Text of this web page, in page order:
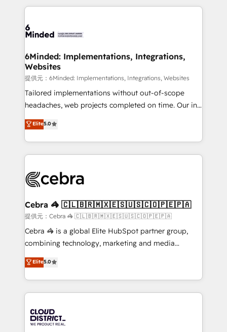
Our Expertise 🔹 Onboarding & Implementation:
tailored to your GTM motion. 🔹 Migrations:
from other CRMs to HubSpot without data loss or
downtime. 🔹 RevOps Strategy: Align teams,
processes, and data to drive revenue efficiency. 🔹
Integrations: Connect HubSpot with your tech stack
for better adoption. 🔹 Custom Solutions: Build
SOC 2 Type II and ISO 27001 certified, reinforcing
our commitment to data security and compliance. At
6Minded: Implementations, Integrations,
Websites
提供元：6Minded: Implementations, Integrations, Websites
Tailored implementations without out-of-scope
headaches, web projects completed on time. Our in-
house team of certified CRM architects, experts,
developers, designers, and marketers handles all
aspects of your HubSpot. ✨ 400+ global clients ✨
100+ seamless migrations from 15+ different CRMs
implementations, and 5,000+ pages ✨ CS: Clients
CS: 245% organic growth & +751% new visitors for a
full-funnel HubSpot project ✨ CS: 415% conversion
boost with a new HubSpot site Recognized leaders:
🏆 HubSpot Platform Migration Impact Award 🏆
Inbound Campaign of the Year 🏆 Gold AVA Digital
Award for Best Website 🌟 Accreditations: CRM
Elite5.0
Cebra 🦓 🇨🇱🇧🇷🇲🇽🇪🇸🇺🇸🇨🇴🇵🇪🇵🇦
提供元：Cebra 🦓 🇨🇱🇧🇷🇲🇽🇪🇸🇺🇸🇨🇴🇵🇪🇵🇦
Cebra 🦓 is a global Elite HubSpot partner group,
combining technology, marketing and media
expertise across Latin America and Southern
Europe, with teams across 7 countries. Born in Chile,
we combine local insight with international reach to
help businesses grow through technology, creativity,
500+ HubSpot implementations, building end-to-
end solutions that integrate CRM, AI automation,
Elite5.0